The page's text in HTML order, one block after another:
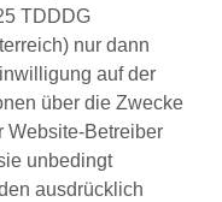
TDDDG
nur dann
auf der
über die Zwecke
Website-Betreiber
unbedingt
ausdrücklich